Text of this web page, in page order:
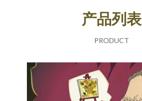
产品列表
PRODUCT